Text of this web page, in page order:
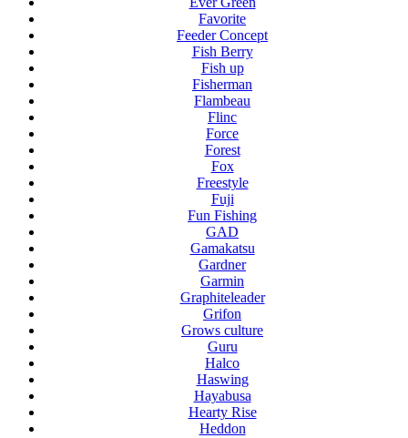
Favorite
Feeder Concept
Fish Berry
Fish up
Fisherman
Flambeau
Flinc
Force
Forest
Fox
Freestyle
Fuji
Fun Fishing
GAD
Gamakatsu
Gardner
Garmin
Graphiteleader
Grifon
Grows culture
Guru
Halco
Haswing
Hayabusa
Hearty Rise
Heddon